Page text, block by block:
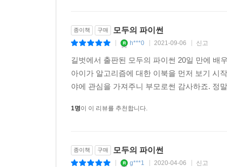
종이책 구매 모두의 파이썬
h***0 2021-09-06 신고
길벗에서 출판된 모두의 파이썬 20일 만에 배
아이가 알고리즘에 대한 이북을 먼저 보기 시
야에 관심을 가져주니 부모로썬 감사하죠. 정
1명이 이 리뷰를 추천합니다.
종이책 구매 모두의 파이썬
g***1 2020-04-06 신고